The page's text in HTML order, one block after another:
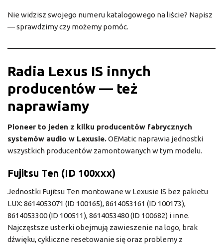
Nie widzisz swojego numeru katalogowego na liście? Napisz
— sprawdzimy czy możemy pomóc.
Radia Lexus IS innych
producentów — też
naprawiamy
Pioneer to jeden z kilku producentów fabrycznych
systemów audio w Lexusie.OEMatic naprawia jednostki
wszystkich producentów zamontowanych w tym modelu.
Fujitsu Ten (ID 100xxx)
Jednostki Fujitsu Ten montowane w Lexusie IS bez pakietu
LUX: 8614053071 (ID 100165), 8614053161 (ID 100173),
8614053300 (ID 100511), 8614053480 (ID 100682) i inne.
Najczęstsze usterki obejmują zawieszenie na logo, brak
dźwięku, cykliczne resetowanie się oraz problemy z